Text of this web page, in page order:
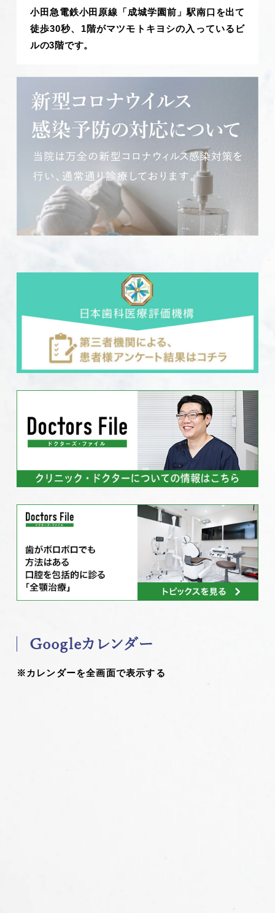
小田急電鉄小田原線「成城学園前」駅南口を出て
徒歩30秒、1階がマツモトキヨシの入っているビ
ルの3階です。
Googleカレンダー
※カレンダーを全画面で表示する